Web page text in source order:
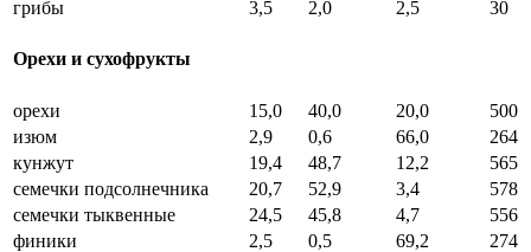
грибы 3,5 2,0 2,5 30
Орехи и сухофрукты
орехи 15,0 40,0 20,0
500
изюм
2,9 0,6 66,0
264
кунжут
19,4 48,7 12,2
565
семечки подсолнечника
20,7 52,9 3,4
578
семечки тыквенные
24,5 45,8 4,7
556
финики
2,5 0,5 69,2 274